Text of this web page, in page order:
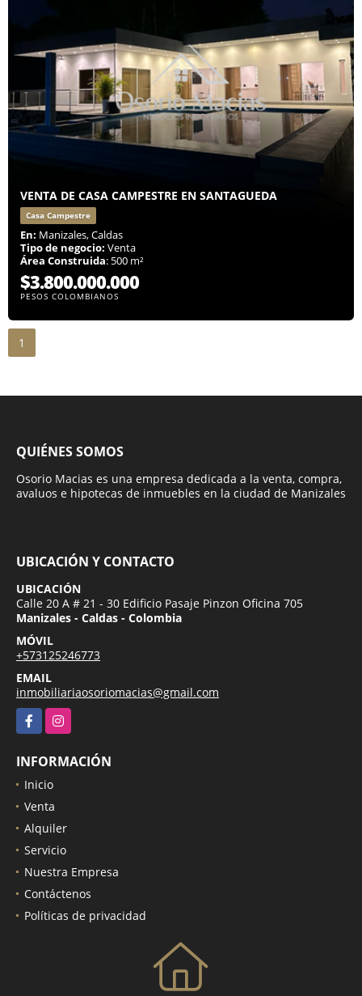
VENTA DE CASA CAMPESTRE EN SANTAGUEDA
Casa Campestre
En: Manizales, Caldas
Tipo de negocio: Venta
Área Construida: 500 m²
$3.800.000.000
PESOS COLOMBIANOS
1
QUIÉNES SOMOS
Osorio Macias es una empresa dedicada a la venta, compra,
avaluos e hipotecas de inmuebles en la ciudad de Manizales
UBICACIÓN Y CONTACTO
UBICACIÓN
Calle 20 A # 21 - 30 Edificio Pasaje Pinzon Oficina 705
Manizales - Caldas - Colombia
MÓVIL
+573125246773
EMAIL
inmobiliariaosoriomacias@gmail.com
FacebookInstagram
INFORMACIÓN
Inicio
Venta
Alquiler
Servicio
Nuestra Empresa
Contáctenos
Políticas de privacidad